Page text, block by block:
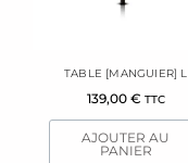
TABLE [MANGUIER] L
139,00 € TTC
AJOUTER AU
PANIER